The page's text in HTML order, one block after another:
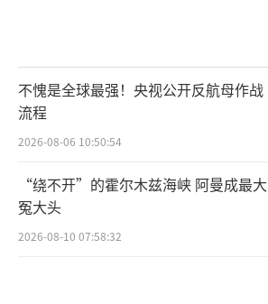
不愧是全球最强！央视公开反航母作战
流程
2026-08-06 10:50:54
“绕不开”的霍尔木兹海峡 阿曼成最大
冤大头
2026-08-10 07:58:32